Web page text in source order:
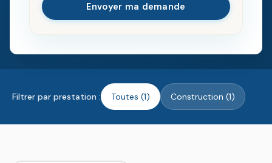
Envoyer ma demande
Filtrer par prestation : Toutes (1) Construction (1)